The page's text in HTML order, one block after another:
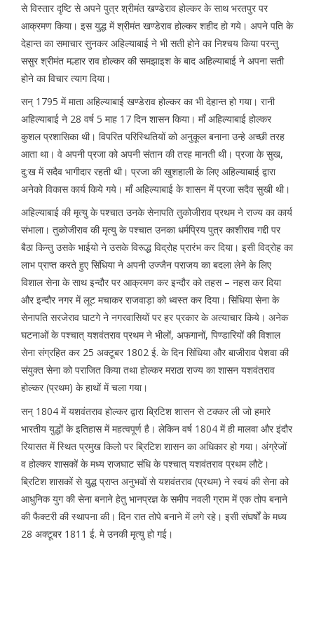
से विस्तार दृष्टि से अपने पुत्र श्रीमंत खण्डेराव होल्कर के साथ भरतपुर पर
आक्रमण किया। इस युद्ध में श्रीमंत खण्डेराव होल्कर शहीद हो गये। अपने पति के
देहान्त का समाचार सुनकर अहिल्याबाई ने भी सती होने का निश्चय किया परन्तु
ससुर श्रीमंत मल्हार राव होल्कर की समझाइश के बाद अहिल्याबाई ने अपना सती
होने का विचार त्याग दिया।
सन् 1795 में माता अहिल्याबाई खण्डेराव होल्कर का भी देहान्त हो गया। रानी
अहिल्याबाई ने 28 वर्ष 5 माह 17 दिन शासन किया। माँ अहिल्याबाई होल्कर
कुशल प्रशासिका थी। विपरित परिस्थितियों को अनुकूल बनाना उन्हे अच्छी तरह
आता था। वे अपनी प्रजा को अपनी संतान की तरह मानती थी। प्रजा के सुख,
दु:ख में सदैव भागीदार रहती थी। प्रजा की खुशहाली के लिए अहिल्याबाई द्वारा
अनेको विकास कार्य किये गये। माँ अहिल्याबाई के शासन में प्रजा सदैव सुखी थी।
अहिल्याबाई की मृत्यु के पश्चात उनके सेनापति तुकोजीराव प्रथम ने राज्य का कार्य
संभाला। तुकोजीराव की मृत्यु के पश्चात उनका धर्मप्रिय पुत्र काशीराव गद्दी पर
बैठा किन्तु उसके भाईयो ने उसके विरूद्ध विद्रोह प्रारंभ कर दिया। इसी विद्रोह का
लाभ प्राप्त करते हुए सिंधिया ने अपनी उज्जैन पराजय का बदला लेने के लिए
विशाल सेना के साथ इन्दौर पर आक्रमण कर इन्दौर को तहस – नहस कर दिया
और इन्दौर नगर में लूट मचाकर राजवाड़ा को ध्वस्त कर दिया। सिंधिया सेना के
सेनापति सरजेराव घाटगे ने नगरवासियों पर हर प्रकार के अत्याचार किये। अनेक
घटनाओं के पश्चात् यशवंतराव प्रथम ने भीलों, अफगानों, पिण्डारियों की विशाल
सेना संग्रहित कर 25 अक्टूबर 1802 ई. के दिन सिंधिया और बाजीराव पेशवा की
संयुक्त सेना को पराजित किया तथा होल्कर मराठा राज्य का शासन यशवंतराव
होल्कर (प्रथम) के हाथों में चला गया।
सन् 1804 में यशवंतराव होल्कर द्वारा ब्रिटिश शासन से टक्कर ली जो हमारे
भारतीय युद्धों के इतिहास में महत्वपूर्ण है। लेकिन वर्ष 1804 में ही मालवा और इंदौर
रियासत में स्थित प्रमुख किलो पर ब्रिटिश शासन का अधिकार हो गया। अंग्रेजों
व होल्कर शासकों के मध्य राजघाट संधि के पश्चात् यशवंतराव प्रथम लौटे।
ब्रिटिश शासकों से युद्ध प्राप्त अनुभवों से यशवंतराव (प्रथम) ने स्वयं की सेना को
आधुनिक युग की सेना बनाने हेतु भानप्रज्ञ के समीप नवली ग्राम में एक तोप बनाने
की फैक्टरी की स्थापना की। दिन रात तोपे बनाने में लगे रहे। इसी संघर्षों के मध्य
28 अक्टूबर 1811 ई. मे उनकी मृत्यु हो गई।